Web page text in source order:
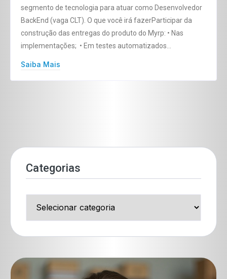
segmento de tecnologia para atuar como Desenvolvedor
BackEnd (vaga CLT). O que você irá fazerParticipar da
construção das entregas do produto do Myrp: • Nas
implementações; • Em testes automatizados…
Saiba Mais
Categorias